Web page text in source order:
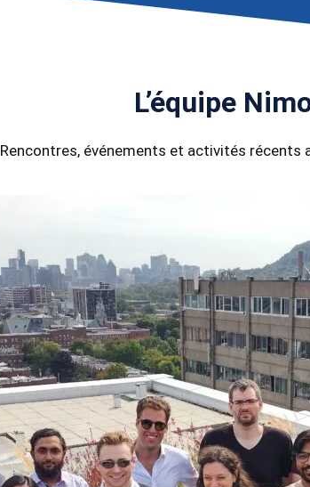
L’équipe
Rencontres, événements et activités récents